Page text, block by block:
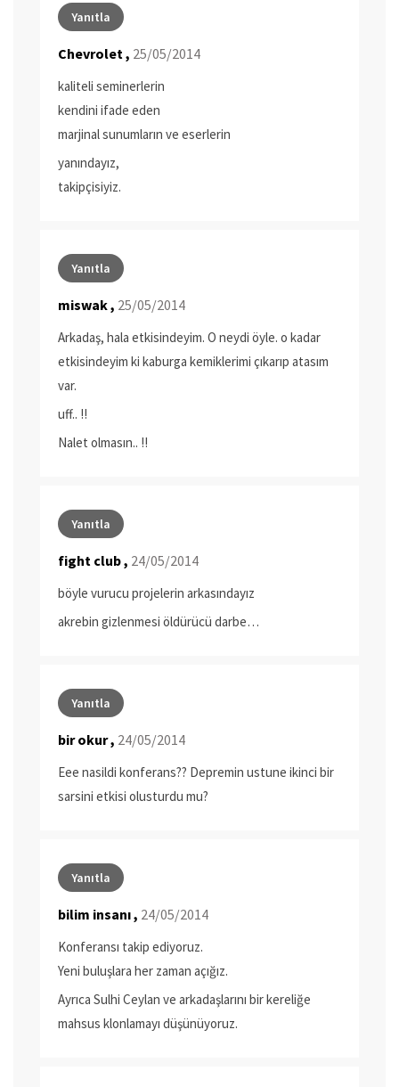
Yanıtla
Chevrolet , 25/05/2014
kaliteli seminerlerin
kendini ifade eden
marjinal sunumların ve eserlerin
yanındayız,
takipçisiyiz.
Yanıtla
miswak , 25/05/2014
Arkadaş, hala etkisindeyim. O neydi öyle. o kadar
etkisindeyim ki kaburga kemiklerimi çıkarıp atasım
var.
uff.. !!
Nalet olmasın.. !!
Yanıtla
fight club , 24/05/2014
böyle vurucu projelerin arkasındayız
akrebin gizlenmesi öldürücü darbe…
Yanıtla
bir okur , 24/05/2014
Eee nasildi konferans?? Depremin ustune ikinci bir
sarsini etkisi olusturdu mu?
Yanıtla
bilim insanı , 24/05/2014
Konferansı takip ediyoruz.
Yeni buluşlara her zaman açığız.
Ayrıca Sulhi Ceylan ve arkadaşlarını bir kereliğe
mahsus klonlamayı düşünüyoruz.